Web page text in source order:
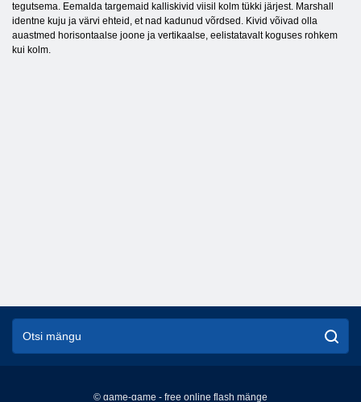
tegutsema. Eemalda targemaid kalliskivid viisil kolm tükki järjest. Marshall
identne kuju ja värvi ehteid, et nad kadunud võrdsed. Kivid võivad olla
auastmed horisontaalse joone ja vertikaalse, eelistatavalt koguses rohkem
kui kolm.
© game-game - free online flash mänge